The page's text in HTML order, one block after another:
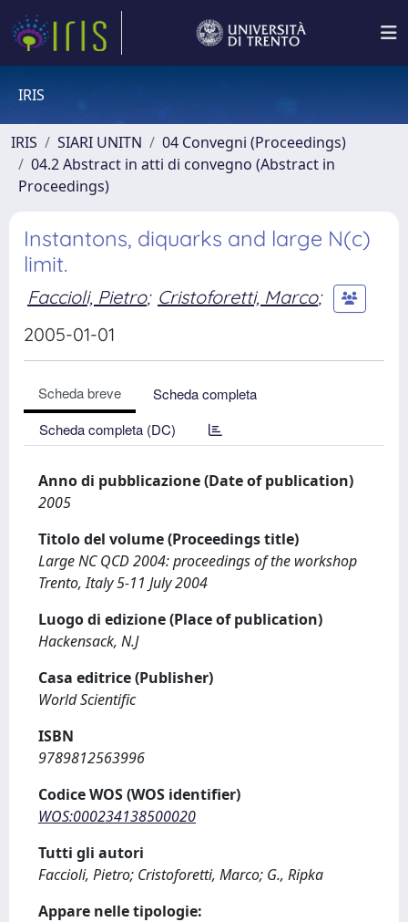
IRIS
IRIS SIARI UNITN
04 Convegni (Proceedings)
04.2 Abstract in atti di convegno (Abstract in
Proceedings)
Instantons, diquarks and large N(c)
limit.
Faccioli, Pietro; Cristoforetti, Marco;
2005-01-01
Scheda breve
Scheda completa
Scheda completa (DC)
Anno di pubblicazione (Date of publication)
2005
Titolo del volume (Proceedings title)
Large NC QCD 2004: proceedings of the workshop
Trento, Italy 5-11 July 2004
Luogo di edizione (Place of publication)
Hackensack, N.J
Casa editrice (Publisher)
World Scientific
ISBN
9789812563996
Codice WOS (WOS identifier)
WOS:000234138500020
Tutti gli autori
Faccioli, Pietro; Cristoforetti, Marco; G., Ripka
Appare nelle tipologie: